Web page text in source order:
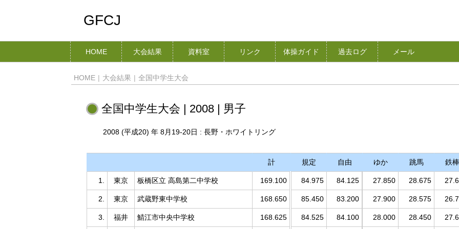
GFCJ
HOME 大会結果 資料室 リンク 体操ガイド 過去ログ メール
HOME | 大会結果 | 全国中学生大会
全国中学生大会 | 2008 | 男子
2008 (平成20) 年 8月19-20日 : 長野・ホワイトリング
計 規定 自由 ゆか 跳馬 鉄棒
1. 東京 板橋区立 高島第二中学校 169.100 84.975 84.125 27.850 28.675
2. 東京 武蔵野東中学校 168.650 85.450 83.200 27.900 28.575
3. 福井 鯖江市中央中学校 168.625 84.525 84.100 28.000 28.450